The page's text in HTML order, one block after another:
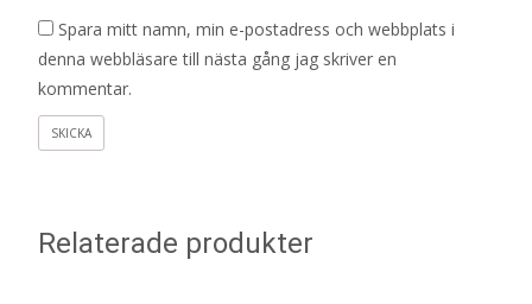
Spara mitt namn, min e-postadress och webbplats i
denna webbläsare till nästa gång jag skriver en
kommentar.
Relaterade produkter